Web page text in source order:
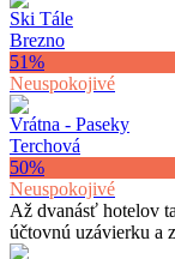
Ski Tále
Brezno
51%
Neuspokojivé
Vrátna - Paseky
Terchová
50%
Neuspokojivé
Až dvanásť hotelov
účtovnú uzávierku a